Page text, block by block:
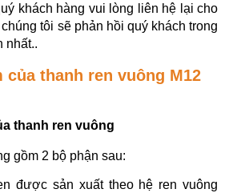
khách hàng vui lòng liên hệ lại cho
tôi sẽ phản hồi quý khách trong
nhất..
của thanh ren vuông M12
thanh ren vuông
gồm 2 bộ phận sau:
được sản xuất theo hệ ren vuông